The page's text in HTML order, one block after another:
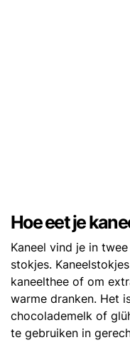
Hoe eet je
Kaneel vind je in
stokjes.
kaneelthee of om
warme dranken. Het
chocolademelk of
te gebruiken in